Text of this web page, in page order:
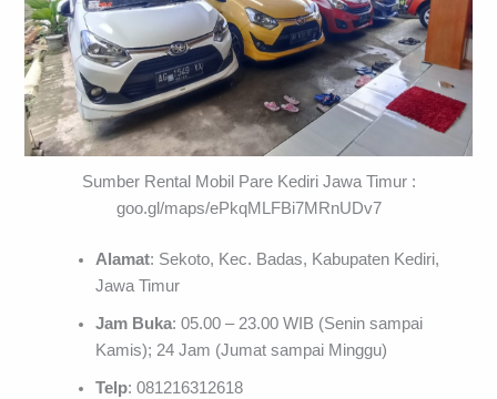
Sumber Rental Mobil Pare Kediri Jawa Timur :
goo.gl/maps/ePkqMLFBi7MRnUDv7
Alamat: Sekoto, Kec. Badas, Kabupaten Kediri,
Jawa Timur
Jam Buka: 05.00 – 23.00 WIB (Senin sampai
Kamis); 24 Jam (Jumat sampai Minggu)
Telp: 081216312618